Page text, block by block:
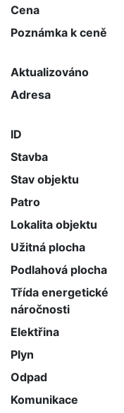
Cena
Poznámka k ceně
Aktualizováno
Adresa
ID
Stavba
Stav objektu
Patro
Lokalita objektu
Užitná plocha
Podlahová plocha
Třída energetické
náročnosti
Elektřina
Plyn
Odpad
Komunikace